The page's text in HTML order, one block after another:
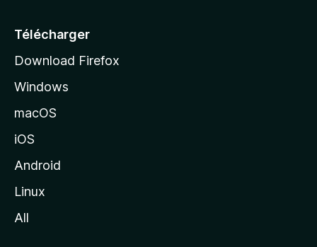
e
l
d
o
z
l
Télécharger
Download Firefox
Windows
macOS
iOS
Android
Linux
All